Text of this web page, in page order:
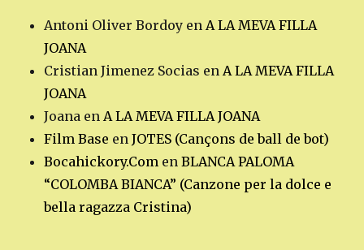
Antoni Oliver Bordoy en A LA MEVA FILLA
JOANA
Cristian Jimenez Socias en A LA MEVA FILLA
JOANA
Joana en A LA MEVA FILLA JOANA
Film Base enJOTES (Cançons de ball de bot)
Bocahickory.Com enBLANCA PALOMA
“COLOMBA BIANCA” (Canzone per la dolce e
bella ragazza Cristina)